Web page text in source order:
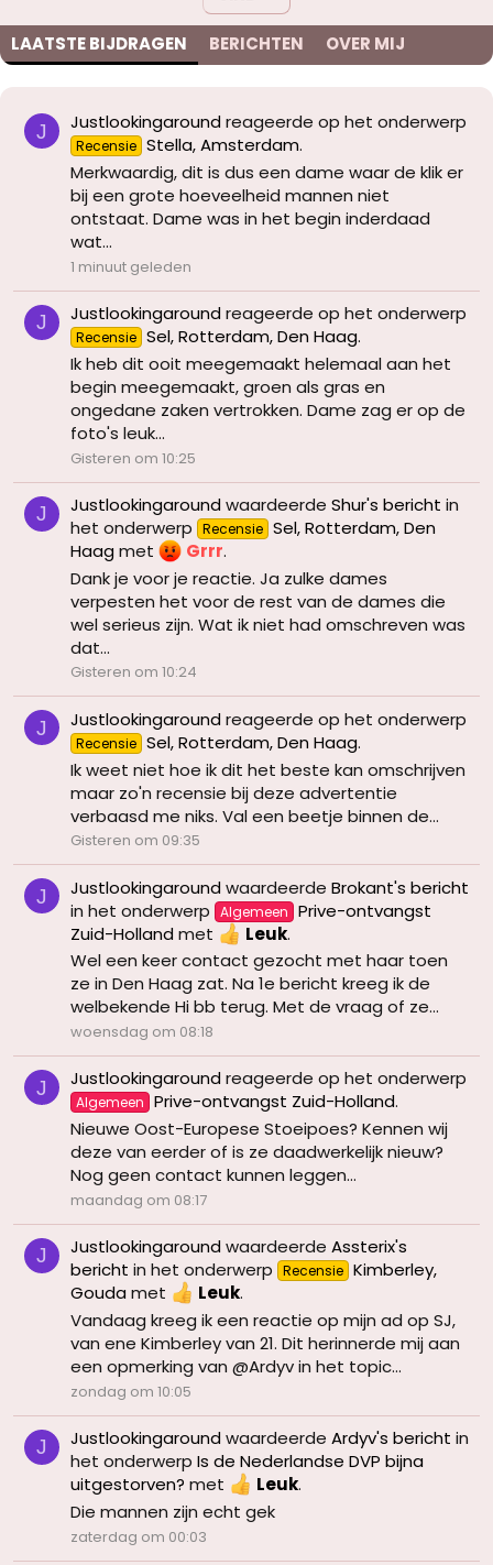
LAATSTE BIJDRAGEN BERICHTEN OVER MIJ
J Justlookingaround reageerde op het onderwerp
Recensie Stella, Amsterdam.
Merkwaardig, dit is dus een dame waar de klik er
bij een grote hoeveelheid mannen niet
ontstaat. Dame was in het begin inderdaad
wat...
1 minuut geleden
J Justlookingaround reageerde op het onderwerp
Recensie Sel, Rotterdam, Den Haag.
Ik heb dit ooit meegemaakt helemaal aan het
begin meegemaakt, groen als gras en
ongedane zaken vertrokken. Dame zag er op de
foto's leuk...
Gisteren om 10:25
J Justlookingaround waardeerde Shur's bericht in
het onderwerp Recensie Sel, Rotterdam, Den
Haag met Grrr.
Dank je voor je reactie. Ja zulke dames
verpesten het voor de rest van de dames die
wel serieus zijn. Wat ik niet had omschreven was
dat...
Gisteren om 10:24
J Justlookingaround reageerde op het onderwerp
Recensie Sel, Rotterdam, Den Haag.
Ik weet niet hoe ik dit het beste kan omschrijven
maar zo'n recensie bij deze advertentie
verbaasd me niks. Val een beetje binnen de...
Gisteren om 09:35
J Justlookingaround waardeerde Brokant's bericht
in het onderwerp Algemeen
Prive-ontvangst
Zuid-Holland met Leuk.
Wel een keer contact gezocht met haar toen
ze in Den Haag zat. Na 1e bericht kreeg ik de
welbekende Hi bb terug. Met de vraag of ze...
woensdag om 08:18
J Justlookingaround reageerde op het onderwerp
Algemeen Prive-ontvangst Zuid-Holland.
Nieuwe Oost-Europese Stoeipoes? Kennen wij
deze van eerder of is ze daadwerkelijk nieuw?
Nog geen contact kunnen leggen...
maandag om 08:17
J Justlookingaround waardeerde Assterix's
bericht in het onderwerp Recensie Kimberley,
Gouda met Leuk.
Vandaag kreeg ik een reactie op mijn ad op SJ,
van ene Kimberley van 21. Dit herinnerde mij aan
een opmerking van @Ardyv in het topic...
zondag om 10:05
J Justlookingaround waardeerde Ardyv's bericht in
het onderwerp Is de Nederlandse DVP bijna
uitgestorven? met Leuk.
Die mannen zijn echt gek
zaterdag om 00:03